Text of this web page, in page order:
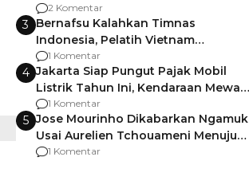
Pemalang
2 Komentar
3 Bernafsu Kalahkan Timnas
Indonesia, Pelatih Vietnam
Berencana Pakai Jimat di Pakansari
1 Komentar
4 Jakarta Siap Pungut Pajak Mobil
Listrik Tahun Ini, Kendaraan Mewah
Kena hingga 75% PKB
1 Komentar
5 Jose Mourinho Dikabarkan Ngamuk
Usai Aurelien Tchouameni Menuju
Manchester United
1 Komentar